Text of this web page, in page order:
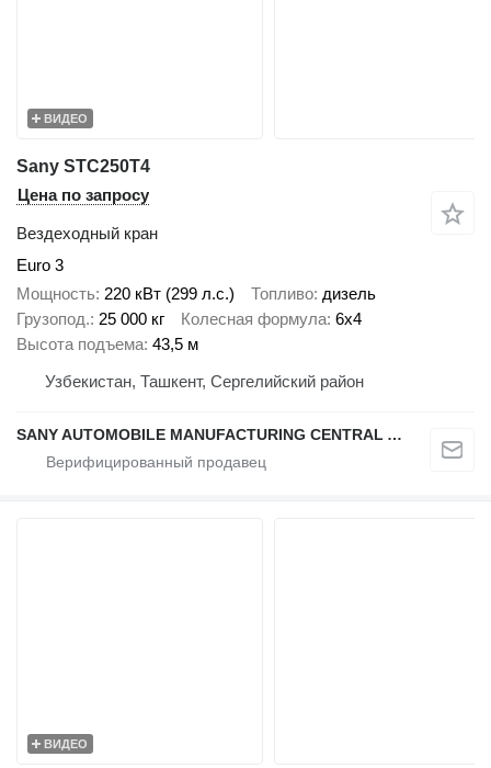
ВИДЕО
Sany STC250T4
Цена по запросу
Вездеходный кран
Euro 3
Мощность 220 кВт (299 л.с.) Топливо дизель
Грузопод. 25 000 кг Колесная формула 6x4
Высота подъема 43,5 м
Узбекистан, Ташкент, Сергелийский район
SANY AUTOMOBILE MANUFACTURING CENTRAL ASIA
ВИДЕО